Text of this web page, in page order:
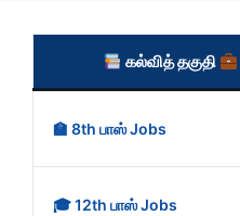
கல்வித் தகுதி
🏫 8th பாஸ் Jobs
🎓 12th பாஸ் Jobs